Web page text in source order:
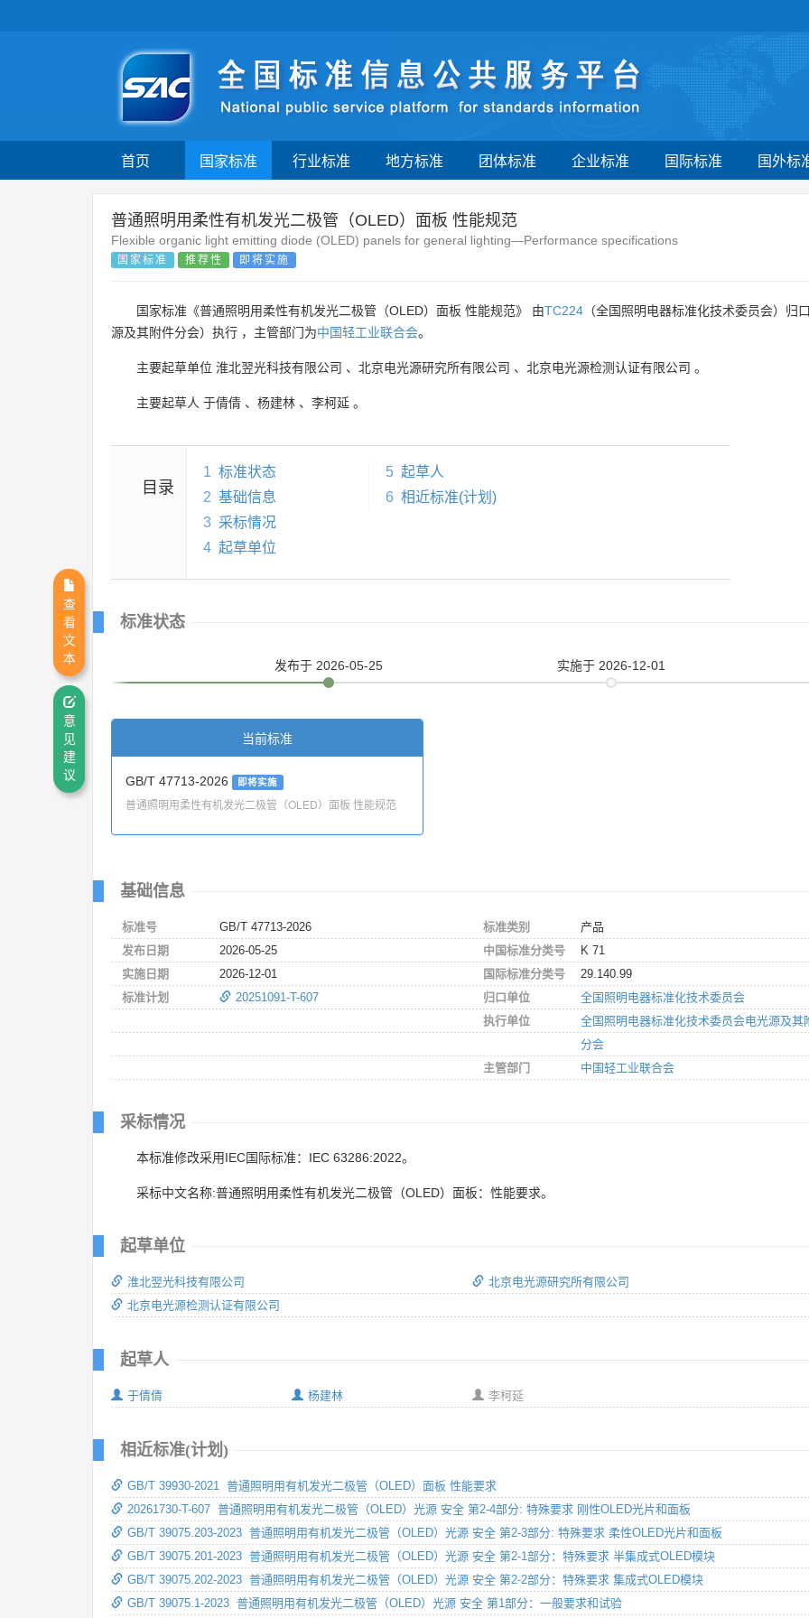
首页 国家标准 行业标准 地方标准 团体标准 企业标准 国际标准 国外标
普通照明用柔性有机发光二极管（OLED）面板 性能规范
Flexible organic light emitting diode (OLED) panels for general lighting—Performance specifications
国家标准 推荐性 即将实施
国家标准《普通照明用柔性有机发光二极管（OLED）面板 性能规范》 由TC224 （全国照明电器标准化技术委员会）归
源及其附件分会）执行 ，主管部门为中国轻工业联合会。
主要起草单位 淮北翌光科技有限公司 、 北京电光源研究所有限公司 、 北京电光源检测认证有限公司 。
主要起草人 于倩倩 、 杨建林 、 李柯延 。
目录
1 标准状态
2 基础信息
3 采标情况
4 起草单位
5 起草人
6 相近标准(计划)
标准状态
发布于 2026-05-25 实施于 2026-12-01
当前标准
GB/T 47713-2026 即将实施
普通照明用柔性有机发光二极管（OLED）面板 性能规范
基础信息
标准号
GB/T 47713-2026
发布日期
2026-05-25
实施日期
2026-12-01
标准计划
20251091-T-607
标准类别
产品
中国标准分类号
K 71
国际标准分类号
29.140.99
归口单位
全国照明电器标准化技术委员会
执行单位
全国照明电器标准化技术委员会电光源及其
分会
主管部门
中国轻工业联合会
采标情况
本标准修改采用IEC国际标准：IEC 63286:2022。
采标中文名称:普通照明用柔性有机发光二极管（OLED）面板：性能要求。
起草单位
淮北翌光科技有限公司
北京电光源检测认证有限公司
北京电光源研究所有限公司
起草人
于倩倩 杨建林 李柯延
相近标准(计划)
GB/T 39930-2021 普通照明用有机发光二极管（OLED）面板 性能要求
20261730-T-607 普通照明用有机发光二极管（OLED）光源 安全 第2-4部分: 特殊要求 刚性OLED光片和面板
GB/T 39075.203-2023 普通照明用有机发光二极管（OLED）光源 安全 第2-3部分: 特殊要求 柔性OLED光片和面板
GB/T 39075.201-2023 普通照明用有机发光二极管（OLED）光源 安全 第2-1部分：特殊要求 半集成式OLED模块
GB/T 39075.202-2023 普通照明用有机发光二极管（OLED）光源 安全 第2-2部分：特殊要求 集成式OLED模块
GB/T 39075.1-2023 普通照明用有机发光二极管（OLED）光源 安全 第1部分：一般要求和试验
查
看
文
本
意
见
建
议